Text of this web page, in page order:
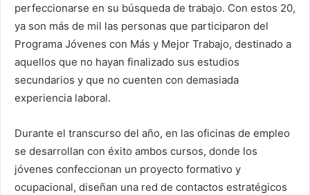
perfeccionarse en su búsqueda de trabajo. Con estos 20,
ya son más de mil las personas que participaron del
Programa Jóvenes con Más y Mejor Trabajo, destinado a
aquellos que no hayan finalizado sus estudios
secundarios y que no cuenten con demasiada
experiencia laboral.
Durante el transcurso del año, en las oficinas de empleo
se desarrollan con éxito ambos cursos, donde los
jóvenes confeccionan un proyecto formativo y
ocupacional, diseñan una red de contactos estratégicos